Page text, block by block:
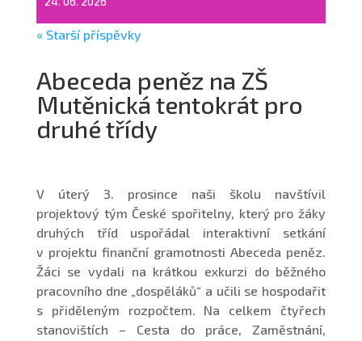
« Starší příspěvky
Abeceda peněz na ZŠ
Mutěnická tentokrát pro
druhé třídy
V úterý 3. prosince naši školu navštívil
projektový tým České spořitelny, který pro žáky
druhých tříd uspořádal interaktivní setkání
v projektu finanční gramotnosti Abeceda peněz.
Žáci se vydali na krátkou exkurzi do běžného
pracovního dne „dospěláků“ a učili se hospodařit
s přiděleným rozpočtem. Na celkem čtyřech
stanovištích – Cesta do práce, Zaměstnání,